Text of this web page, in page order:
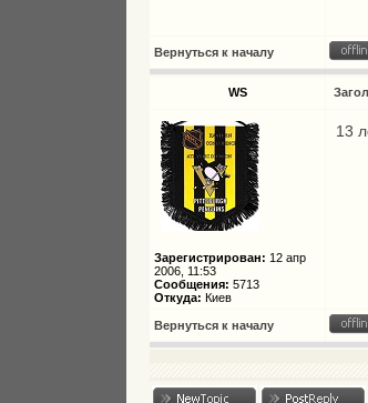
Вернуться к началу
WS
Зарегистрирован: 12 апр
2006, 11:53
Сообщения: 5713
Откуда: Киев
13
Вернуться к началу